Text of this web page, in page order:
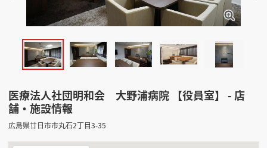
店舗開業・改装をご検討中の方へ
医療法人社団明和会 大野浦病院 【役員室】 - 店
舗・施設情報
広島県廿日市市丸石2丁目3-35